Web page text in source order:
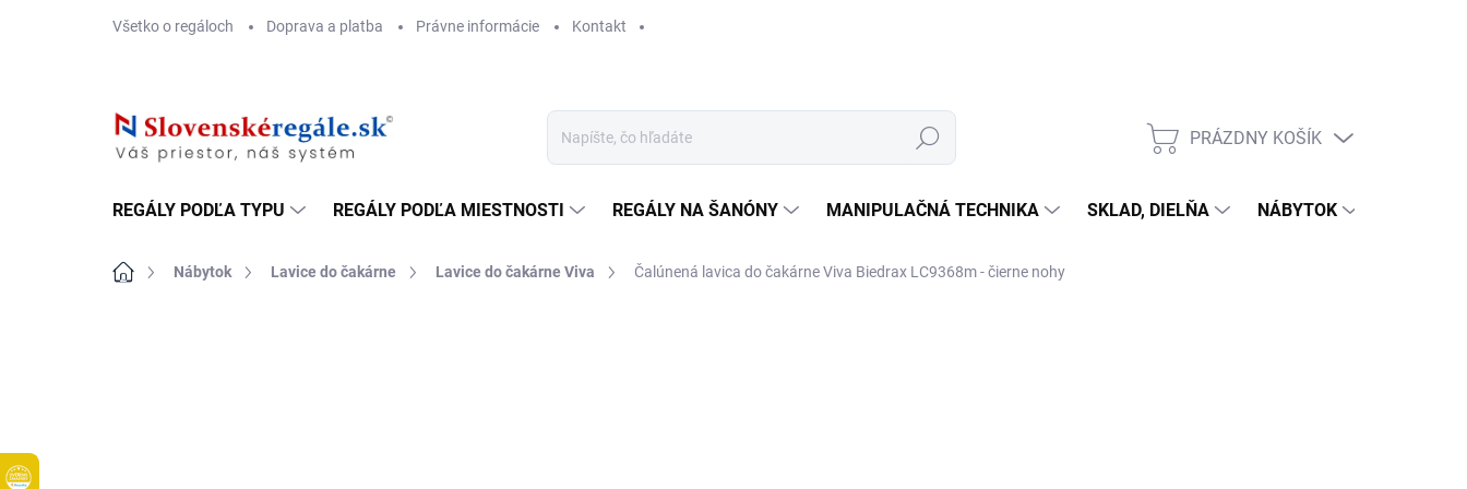
Všetko o regáloch Doprava a platba Právne informácie Kontakt
Hľadať
NÁKUPNÝ
PRÁZDNY KOŠÍK
REGÁLY PODĽA TYPU REGÁLY PODĽA MIESTNOSTI REGÁLY NA ŠANÓNY MANIPULAČNÁ TECHNIKA SKLAD, DIELŇA NÁBYTOK
DomovNábytok Lavice do čakárne Lavice do čakárne Viva Čalúnená lavica do čakárne Viva Biedrax LC9368m - čierne nohy